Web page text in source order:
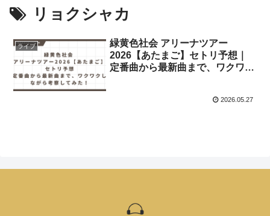
リョクシャカ
ライブ
緑黄色社会 アリーナツアー
2026【あたまご】セトリ予想｜
定番曲から最新曲まで、ワクワク
2026.05.27